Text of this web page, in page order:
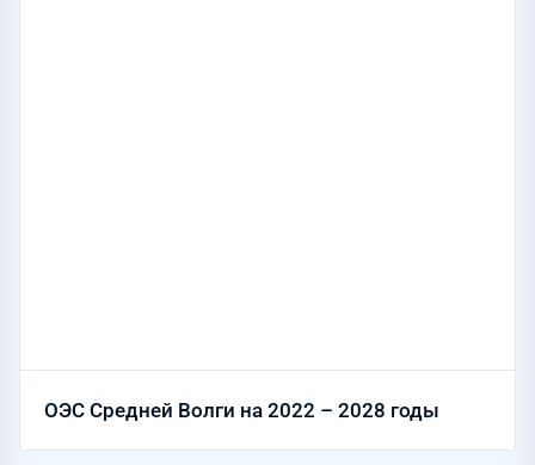
ОЭС Средней Волги на 2022 – 2028 годы